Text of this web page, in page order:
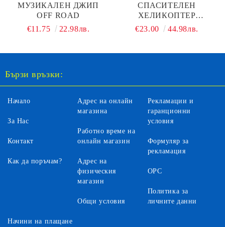
МУЗИКАЛЕН ДЖИП
OFF ROAD
€11.75
22.98лв.
СПАСИТЕЛЕН
ХЕЛИКОПТЕР
ЛИНЕЙКА DICKIE
€23.00 44.98лв.
Бързи връзки:
Начало
За Нас
Контакт
Как да поръчам?
Адрес на онлайн
магазина
Работно време на
онлайн магазин
Адрес на
физическия
магазин
Общи условия
Рекламации и
гаранционни
условия
Формуляр за
рекламация
ОРС
Политика за
личните данни
Начини на плащане